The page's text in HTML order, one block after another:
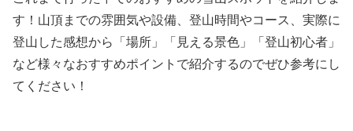
す！山頂までの雰囲気や設備、登山時間やコース、実際に
登山した感想から「場所」「見える景色」「登山初心者」
など様々なおすすめポイントで紹介するのでぜひ参考にし
てください！